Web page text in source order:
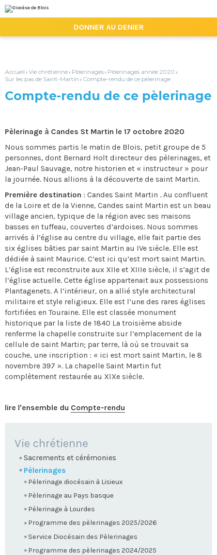
au
contenu.
la
personnels
DONNER AU DENIER
Accueil › Vie chrétienne› Pèlerinages› Pèlerinages année 2020 ›
Sur les pas de Saint-Martin › Compte-rendu de ce pèlerinage
Compte-rendu de ce pèlerinage
Pèlerinage à Candes St Martin le 17 octobre 2020
Nous sommes partis le matin de Blois, petit groupe de 5
personnes, dont Bernard Holt directeur des pèlerinages, et
Jean-Paul Sauvage, notre historien et « instructeur » pour
la journée. Nous allions à la découverte de saint Martin.
Première destination : Candes Saint Martin . Au confluent
de la Loire et de la Vienne, Candes saint Martin est un beau
village ancien, typique de la région avec ses maisons
basses en tuffeau, couvertes d’ardoises. Nous sommes
arrivés à l’église au centre du village, elle fait partie des
six églises bâties par saint Martin au IVe siècle. Elle est
dédiée à saint Maurice. C’est ici qu’est mort saint Martin.
L’église est reconstruite aux XIIe et XIIIe siècle, il s’agit de
l’église actuelle. Cette église appartenait aux possessions
Plantagenets. A l’intérieur, on a allié style architectural
militaire et style religieux. Elle est l’une des rares églises
fortifiées en Touraine. Elle est classée monument
historique par la liste de 1840 La troisième abside
renferme la chapelle construite sur l’emplacement de la
cellule de saint Martin; par terre, là où se trouvait sa
couche, une inscription : « ici est mort saint Martin, le 8
novembre 397 ». La chapelle Saint Martin fut
complètement restaurée au XIXe siècle.
lire l'ensemble du Compte-rendu
NAVIGATION
Vie chrétienne
Sacrements et cérémonies
Pèlerinages
Pèlerinage diocésain à Lisieux
Pèlerinage au Pays basque
Pèlerinage à Lourdes
Programme des pèlerinages 2025/2026
Service Diocésain des Pèlerinages
Programme des pèlerinages 2024/2025